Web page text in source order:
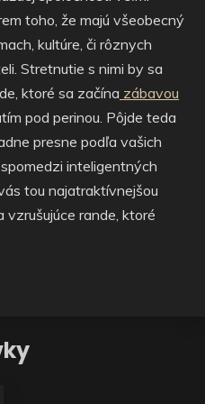
toho, že majú všeobecný
kultúre, či rôznych
Stretnutie s nimi by sa
ktoré sa začína zábavou
pod perinou. Pôjde teda
presne podľa vašich
inteligentných
tou najatraktívnejšou
rande, ktoré